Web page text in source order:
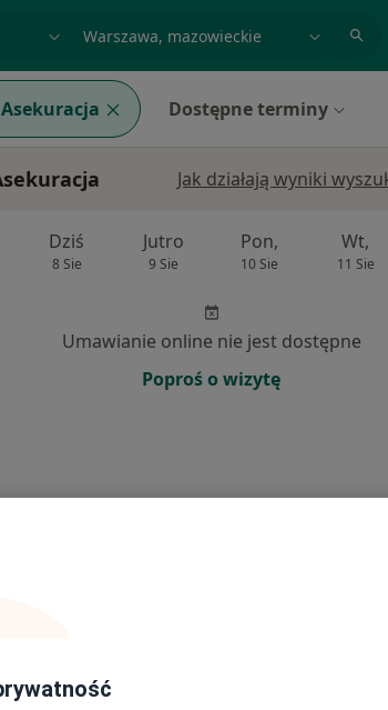
Asekuracja Dostępne terminy
Jak działają wyniki
Dziś
8 Sie
Jutro
9 Sie
Pon,
10 Sie
Wt,
11 Sie
Umawianie online nie jest dostępne
Poproś o wizytę
Brak kalendarza w Twojej lokalizacji.